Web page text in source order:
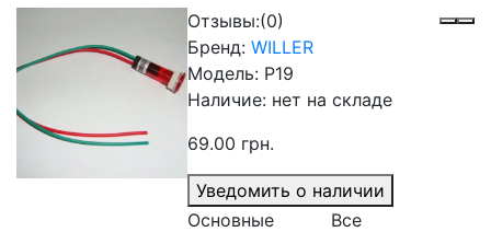
Отзывы:(0)
Бренд: WILLER
Модель: P19
Наличие: нет на складе
69.00 грн.
Основные
Все
Уведомить о наличии